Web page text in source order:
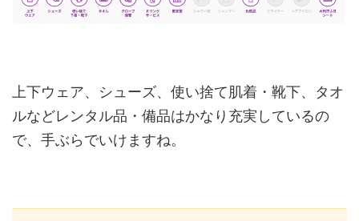
上下ウェア、シューズ、使い捨て肌着・靴下、タオ
ルなどレンタル品・備品はかなり充実しているの
で、手ぶらでいけますね。